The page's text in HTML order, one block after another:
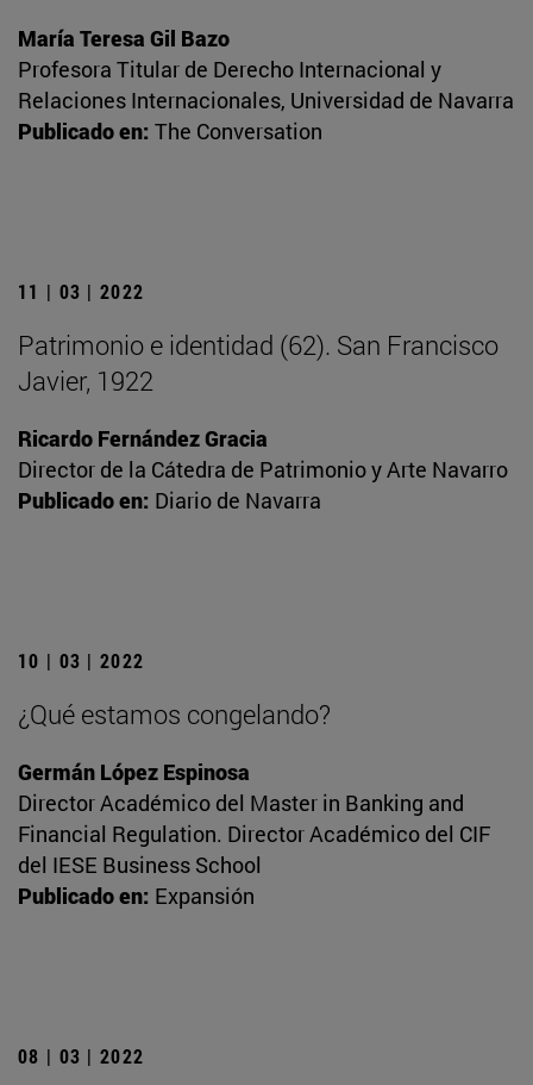
María Teresa Gil Bazo
Profesora Titular de Derecho Internacional y
Relaciones Internacionales, Universidad de Navarra
Publicado en: The Conversation
11 | 03 | 2022
Patrimonio e identidad (62). San Francisco
Javier, 1922
Ricardo Fernández Gracia
Director de la Cátedra de Patrimonio y Arte Navarro
Publicado en: Diario de Navarra
10 | 03 | 2022
¿Qué estamos congelando?
Germán López Espinosa
Director Académico del Master in Banking and
Financial Regulation. Director Académico del CIF
del IESE Business School
Publicado en: Expansión
08 | 03 | 2022